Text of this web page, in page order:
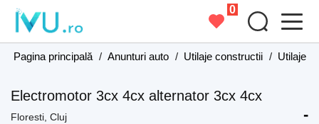
0
Pagina principală / Anunturi auto / Utilaje constructii / Utilaje
Electromotor 3cx 4cx alternator 3cx 4cx
Floresti, Cluj -